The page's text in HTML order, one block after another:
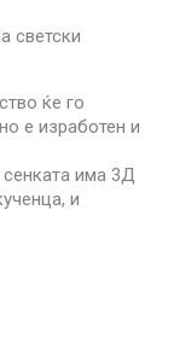
светски
ќе го
е изработен и
има 3Д
и